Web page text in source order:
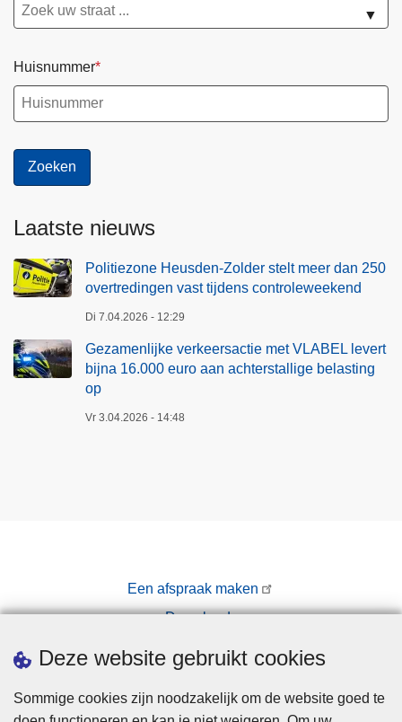
Deze website gebruikt cookies
Sommige cookies zijn noodzakelijk om de website goed te
▼
Huisnummer
Laatste nieuws
Politiezone Heusden-Zolder stelt meer dan 250
overtredingen vast tijdens controleweekend
Di 7.04.2026 - 12:29
Gezamenlijke verkeersactie met VLABEL levert
bijna 16.000 euro aan achterstallige belasting
op
Vr 3.04.2026 - 14:48
Een afspraak maken
Downloads